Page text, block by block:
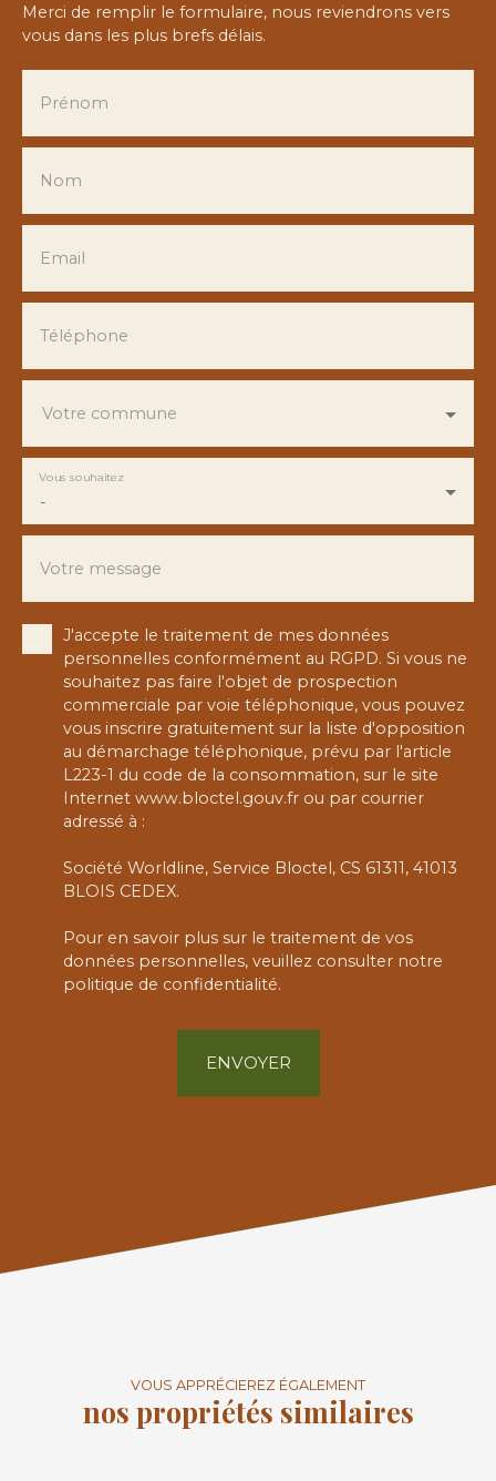
Merci de remplir le formulaire, nous reviendrons vers
vous dans les plus brefs délais.
Prénom
Nom
Email
Téléphone
Votre commune
-
Vous souhaitez
Votre message
J'accepte le traitement de mes données
personnelles conformément au RGPD. Si vous ne
souhaitez pas faire l'objet de prospection
commerciale par voie téléphonique, vous pouvez
vous inscrire gratuitement sur la liste d'opposition
au démarchage téléphonique, prévu par l'article
L223-1 du code de la consommation, sur le site
Internet www.bloctel.gouv.fr ou par courrier
adressé à :
Société Worldline, Service Bloctel, CS 61311, 41013
BLOIS CEDEX.
Pour en savoir plus sur le traitement de vos
données personnelles, veuillez consulter notre
politique de confidentialité.
ENVOYER
VOUS APPRÉCIEREZ ÉGALEMENT
nos propriétés similaires